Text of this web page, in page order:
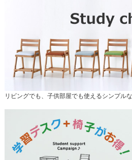
リビングでも、子供部屋でも使えるシンプル